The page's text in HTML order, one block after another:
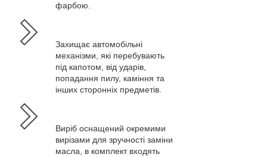
фарбою.
Захищає автомобільні
механізми, які перебувають
під капотом, від ударів,
попадання пилу, каміння та
інших сторонніх предметів.
Виріб оснащений окремими
вирізами для зручності заміни
масла, в комплект входять